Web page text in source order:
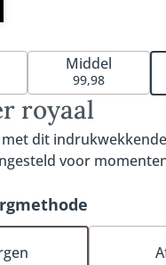
royaal
dit
voor
goed genoeg is. Met
dagverse
en elegantie uit.
te feliciteren of
Middel
99,98